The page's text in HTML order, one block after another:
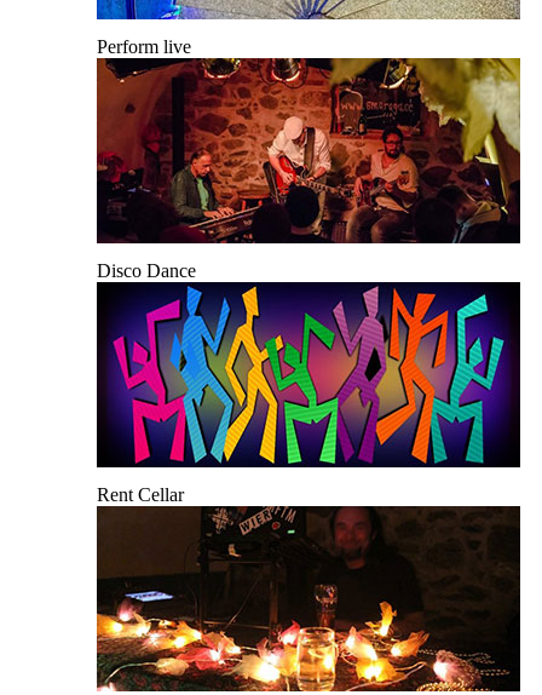
Perform live
Disco Dance
Rent Cellar